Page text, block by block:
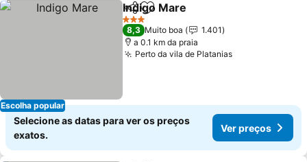
Escolha popular
PartilharAdicionar aos favoritos
Indigo Mare
3 Estrelas
8,3 Muito boa
1.401
a 0.1 km da praia
Perto da vila de Platanias
Selecione as datas para ver os preços
exatos.
Ver preços